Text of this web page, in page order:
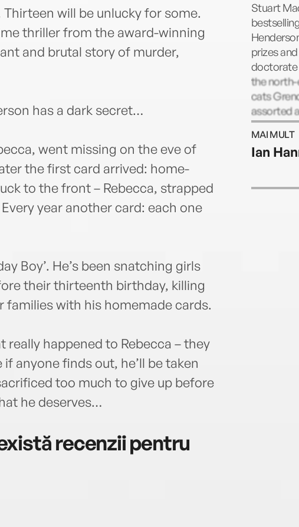
will be unlucky for some.
thriller from the award-winning
and brutal story of murder,
has a dark secret…
went missing on the eve of
the first card arrived: home-
to the front – Rebecca, strapped
year another card: each one
Boy’. He’s been snatching girls
their thirteenth birthday, killing
with his homemade cards.
really happened to Rebecca – they
anyone finds out, he’ll be taken
too much to give up before
he deserves…
recenzii pentru
Stuart
prizes
doctorate
the north-
cats
assorted
MAI MULT
Ian